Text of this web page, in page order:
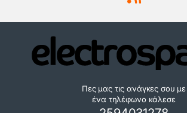
Πες μας τις ανάγκες σου με
ένα τηλέφωνο κάλεσε